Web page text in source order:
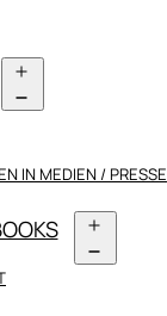
IN MEDIEN / PRESSE